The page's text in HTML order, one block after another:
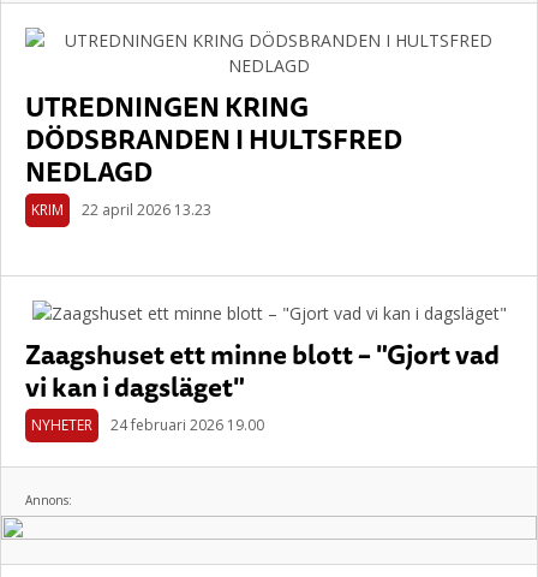
UTREDNINGEN KRING
DÖDSBRANDEN I HULTSFRED
NEDLAGD
KRIM 22 april 2026 13.23
Zaagshuset ett minne blott – "Gjort vad
vi kan i dagsläget"
NYHETER 24 februari 2026 19.00
Annons: